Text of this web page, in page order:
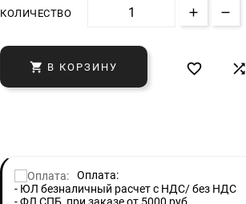
КОЛИЧЕСТВО
 В КОРЗИНУ  
Оплата:
- ЮЛ безналичный расчет с НДС/ без НДС